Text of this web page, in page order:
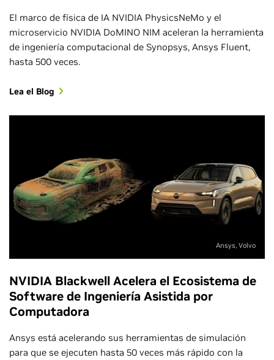
El marco de física de IA NVIDIA PhysicsNeMo y el
microservicio NVIDIA DoMINO NIM aceleran la herramienta
de ingeniería computacional de Synopsys, Ansys Fluent,
hasta 500 veces.
Lea el Blog
Ansys, Volvo
NVIDIA Blackwell Acelera el Ecosistema de
Software de Ingeniería Asistida por
Computadora
Ansys está acelerando sus herramientas de simulación
para que se ejecuten hasta 50 veces más rápido con la